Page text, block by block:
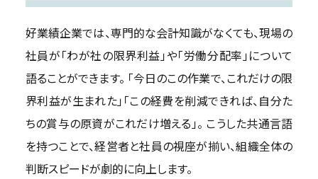
好業績企業では、専門的な会計知識がなくても、現場の
社員が「わが社の限界利益」や「労働分配率」について
語ることができます。 「今日のこの作業で、これだけの限
界利益が生まれた」「この経費を削減できれば、自分た
ちの賞与の原資がこれだけ増える」。 こうした共通言語
を持つことで、経営者と社員の視座が揃い、組織全体の
判断スピードが劇的に向上します。